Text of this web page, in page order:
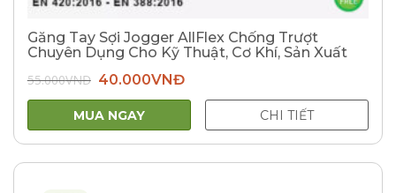
Găng Tay Sợi Jogger AllFlex Chống Trượt
Chuyên Dụng Cho Kỹ Thuật, Cơ Khí, Sản Xuất
55.000VNĐ Giá
gốc
là:
55.000VNĐ.
40.000VNĐGiá
tại
MUA NGAY CHI TIẾT